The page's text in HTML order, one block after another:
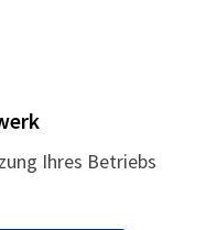
Ihres Betriebs